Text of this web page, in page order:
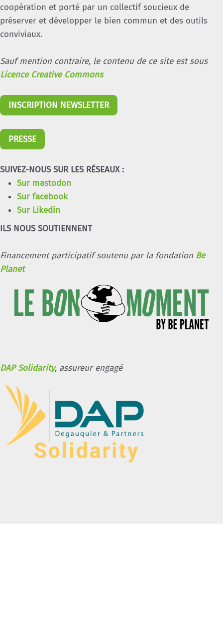
coopération et porté par un collectif soucieux de
préserver et développer le bien commun et des outils
conviviaux.
Sauf mention contraire, le contenu de ce site est sous
Licence Creative Commons
INSCRIPTION NEWSLETTER
PRESSE
SUIVEZ-NOUS SUR LES RÉSEAUX :
Sur mastodon
Sur facebook
Sur Likedin
ILS NOUS SOUTIENNENT
Financement participatif soutenu par la fondation Be
Planet
DAP Solidarity, assureur engagé